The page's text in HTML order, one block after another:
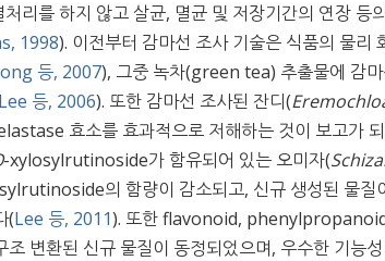
리를 하지 않고 살균, 멸균 및 저장기간의 연장 등
1998). 이전부터 감마선 조사 기술은 식품의 물리
등, 2007), 그중 녹차(green tea) 추출물에 감
Lee 등, 2006). 또한 감마선 조사된 잔디(
효소를 효과적으로 저해하는 것이 보고가
-xylosylrutinoside가 함유되어 있는 오미자(
의 함량이 감소되고, 신규 생성된 물질
(Lee 등, 2011). 또한 flavonoid,
변환된 신규 물질이 동정되었으며, 우수한 기능